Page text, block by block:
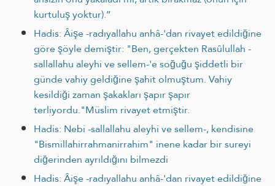
kurtuluş yoktur).’’
Hadis: Âişe -radıyallahu anhâ-'dan rivayet edildiğine
göre şöyle demiştir: "Ben, gerçekten Rasûlullah -
sallallahu aleyhi ve sellem-'e soğuğu şiddetli bir
günde vahiy geldiğine şahit olmuştum. Vahiy
kesildiği zaman şakakları şapır şapır
terliyordu."Müslim rivayet etmiştir.
Hadis: Nebi -sallallahu aleyhi ve sellem-, kendisine
"Bismillahirrahmanirrahim" inene kadar bir sureyi
diğerinden ayrıldığını bilmezdi
Hadis: Âişe -radıyallahu anhâ-'dan rivayet edildiğine